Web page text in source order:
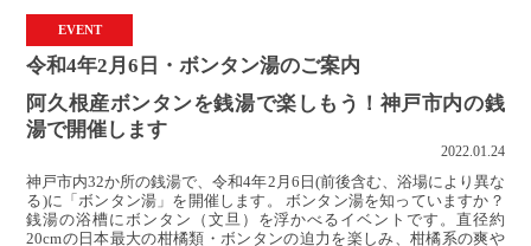
EVENT
令和4年2月6日・ボンタン湯のご案内
阿久根産ボンタンを銭湯で楽しもう！神戸市内の銭
湯で開催します
2022.01.24
神戸市内32か所の銭湯で、令和4年2月6日(前後含む、浴場により異な
る)に「ボンタン湯」を開催します。 ボンタン湯を知っていますか？
銭湯の浴槽にボンタン（文旦）を浮かべるイベントです。直径約
20cmの日本最大の柑橘類・ボンタンの迫力を楽しみ、柑橘系の爽や